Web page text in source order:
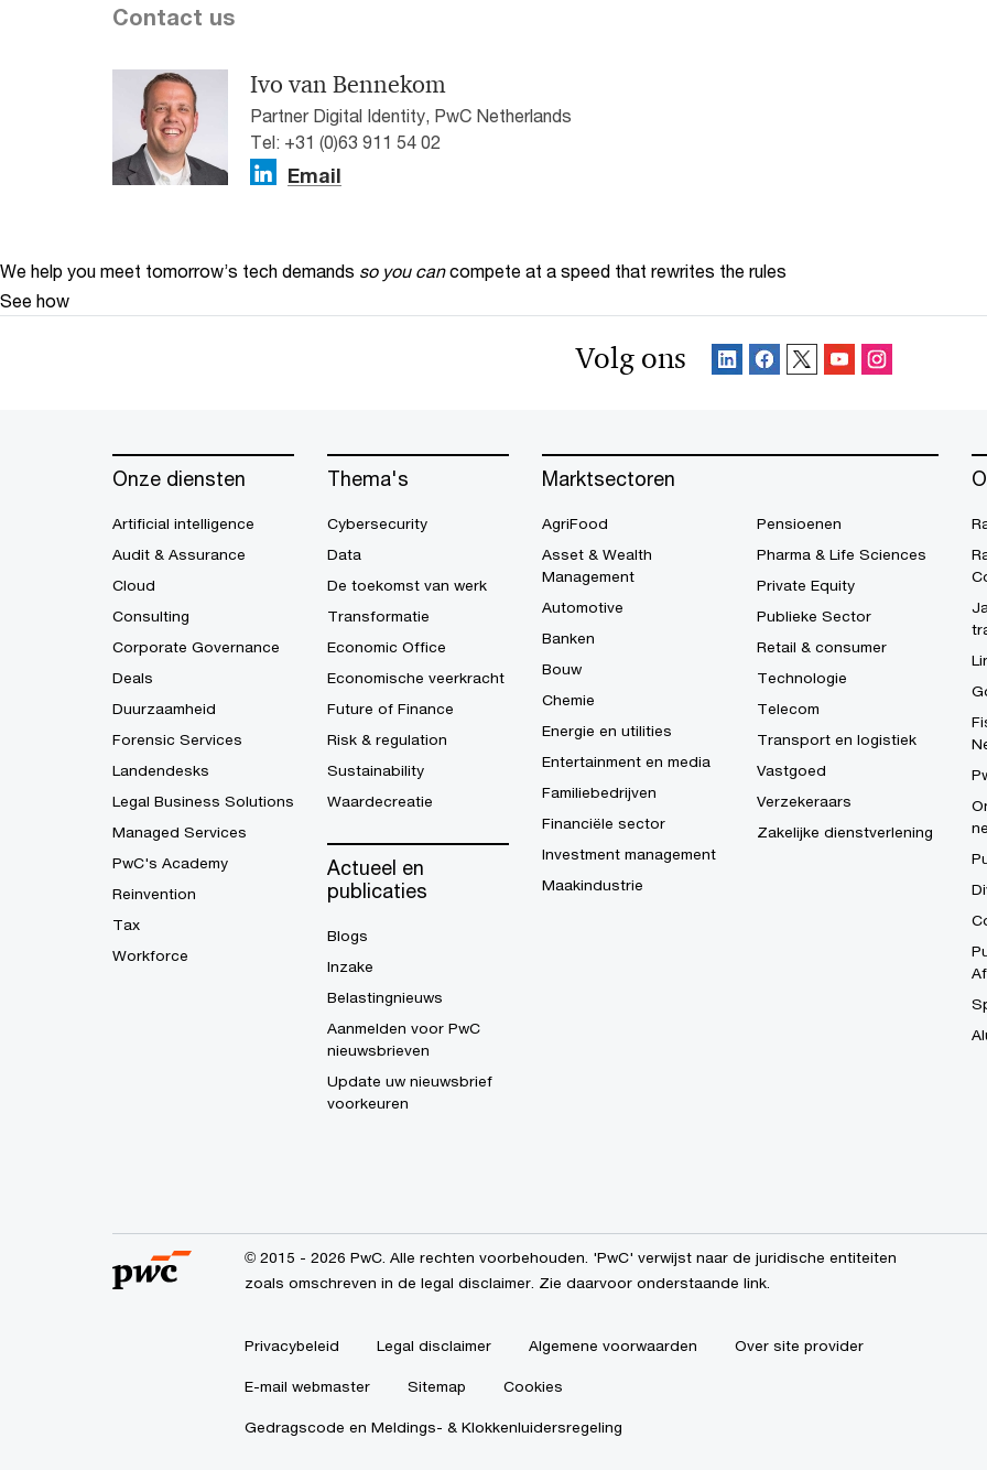
Contact us
Ivo van Bennekom
Partner Digital Identity, PwC Netherlands
Tel: +31 (0)63 911 54 02
Email
We help you meet tomorrow’s tech demands so you can compete at a speed that rewrites the rules
See how
Volg ons
Onze diensten
Artificial intelligence
Audit & Assurance
Cloud
Consulting
Corporate Governance
Deals
Duurzaamheid
Forensic Services
Landendesks
Legal Business Solutions
Managed Services
PwC's Academy
Reinvention
Tax
Workforce
Thema's
Cybersecurity
Data
De toekomst van werk
Transformatie
Economic Office
Economische veerkracht
Future of Finance
Risk & regulation
Sustainability
Waardecreatie
Actueel en
publicaties
Blogs
Inzake
Belastingnieuws
Aanmelden voor PwC
nieuwsbrieven
Update uw nieuwsbrief
voorkeuren
Marktsectoren
AgriFood
Asset & Wealth
Management
Automotive
Banken
Bouw
Chemie
Energie en utilities
Entertainment en media
Familiebedrijven
Financiële sector
Investment management
Maakindustrie
Pensioenen
Pharma & Life Sciences
Private Equity
Publieke Sector
Retail & consumer
Technologie
Telecom
Transport en logistiek
Vastgoed
Verzekeraars
Zakelijke dienstverlening
© 2015 - 2026 PwC. Alle rechten voorbehouden. 'PwC' verwijst naar de juridische entiteiten
zoals omschreven in de legal disclaimer. Zie daarvoor onderstaande link.
Privacybeleid Legal disclaimer Algemene voorwaarden Over site provider
E-mail webmaster Sitemap Cookies
Gedragscode en Meldings- & Klokkenluidersregeling